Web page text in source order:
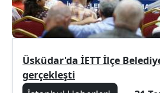
Üsküdar'da İETT İlçe
gerçekleşti